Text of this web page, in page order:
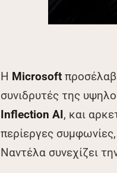
Η Microsoft
συνιδρυτές της
Inflection AI, και
περίεργες
Ναντέλα συνεχίζει